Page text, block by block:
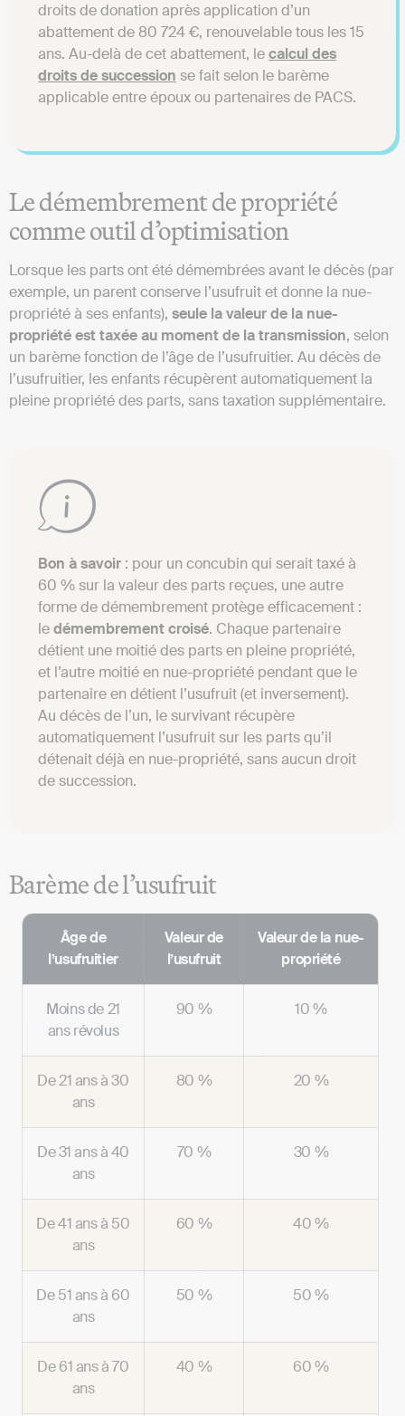
droits de donation après application d’un
abattement de 80 724 €, renouvelable tous les 15
ans. Au-delà de cet abattement, lecalcul des
droits de succession se fait selon le barème
applicable entre époux ou partenaires de PACS.
Le démembrement de propriété
comme outil d’optimisation
Lorsque les parts ont été démembrées avant le décès (par
exemple, un parent conserve l’usufruit et donne la nue-
propriété à ses enfants), seule la valeur de la nue-
propriété est taxée au moment de la transmission, selon
un barème fonction de l’âge de l’usufruitier. Au décès de
l’usufruitier, les enfants récupèrent automatiquement la
pleine propriété des parts, sans taxation supplémentaire.
Bon à savoir : pour un concubin qui serait taxé à
60 % sur la valeur des parts reçues, une autre
forme de démembrement protège efficacement :
ledémembrement croisé. Chaque partenaire
détient une moitié des parts en pleine propriété,
et l’autre moitié en nue-propriété pendant que le
partenaire en détient l’usufruit (et inversement).
Au décès de l’un, le survivant récupère
automatiquement l’usufruit sur les parts qu’il
détenait déjà en nue-propriété, sans aucun droit
de succession.
Barème de l’usufruit
Âge de
l’usufruitier
Valeur de
l’usufruit
Valeur de la nue-
propriété
Moins de 21
ans révolus
90 % 10 %
De 21 ans à 30
ans
80 % 20 %
De 31 ans à 40
ans
70 % 30 %
De 41 ans à 50
ans
60 % 40 %
De 51 ans à 60
ans
50 % 50 %
De 61 ans à 70
ans
40 % 60 %